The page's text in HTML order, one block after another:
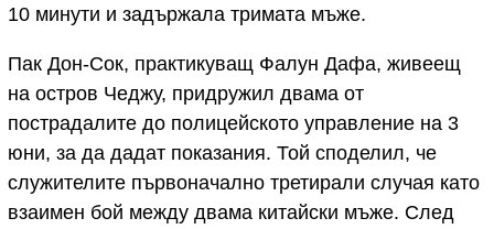
10 минути и задържала тримата мъже.
Пак Дон-Сок, практикуващ Фалун Дафа, живеещ
на остров Чеджу, придружил двама от
пострадалите до полицейското управление на 3
юни, за да дадат показания. Той споделил, че
служителите първоначално третирали случая като
взаимен бой между двама китайски мъже. След